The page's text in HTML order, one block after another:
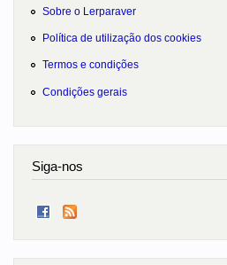
Sobre o Lerparaver
Política de utilização dos cookies
Termos e condições
Condições gerais
Siga-nos